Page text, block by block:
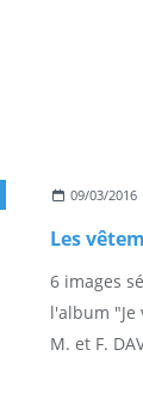
,
09/03/2016
6 images
l'album
M. et F.